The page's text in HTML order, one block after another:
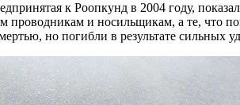
к Роопкунд в 2004 году,
проводникам и носильщикам, а те, что
но погибли в результате сильных